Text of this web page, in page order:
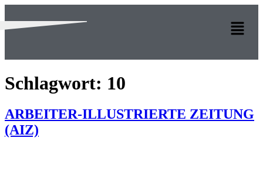
Schlagwort: 10
ARBEITER-ILLUSTRIERTE ZEITUNG
(AIZ)